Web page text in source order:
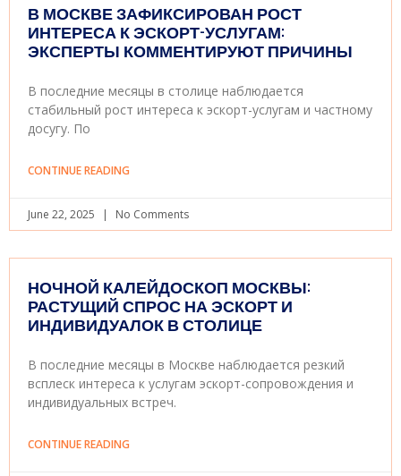
В МОСКВЕ ЗАФИКСИРОВАН РОСТ
ИНТЕРЕСА К ЭСКОРТ-УСЛУГАМ:
ЭКСПЕРТЫ КОММЕНТИРУЮТ ПРИЧИНЫ
В последние месяцы в столице наблюдается
стабильный рост интереса к эскорт-услугам и частному
досугу. По
CONTINUE READING
June 22, 2025 No Comments
НОЧНОЙ КАЛЕЙДОСКОП МОСКВЫ:
РАСТУЩИЙ СПРОС НА ЭСКОРТ И
ИНДИВИДУАЛОК В СТОЛИЦЕ
В последние месяцы в Москве наблюдается резкий
всплеск интереса к услугам эскорт-сопровождения и
индивидуальных встреч.
CONTINUE READING